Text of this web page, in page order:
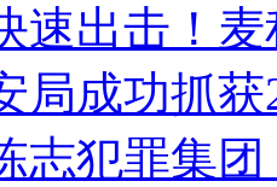
速出击！
局成功抓
志犯罪集